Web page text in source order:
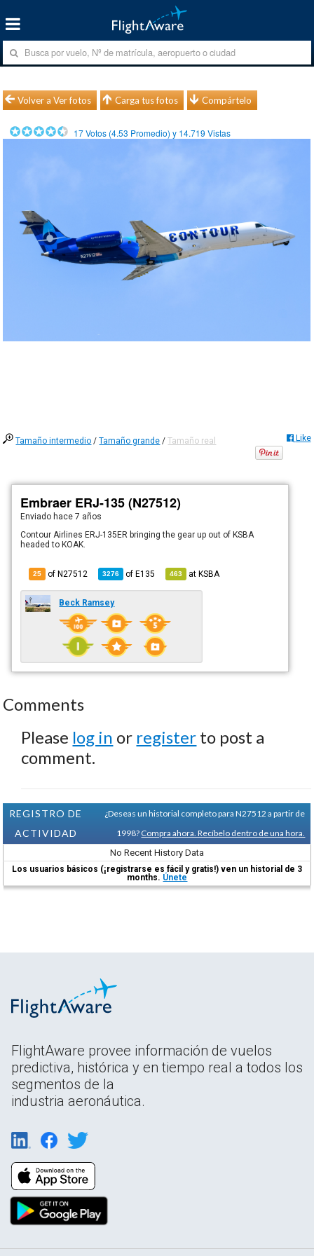
Volver a Ver fotos Carga tus fotos Compártelo
17Votos (4.53 Promedio) y 14.719 Vistas
Tamaño intermedio /Tamaño grande /Tamaño real Like
Embraer ERJ-135 (N27512)
Enviado hace 7 años
Contour Airlines ERJ-135ER bringing the gear up out of KSBA
headed to KOAK.
25 of N27512 3276 ofE135 463 atKSBA
Beck Ramsey
Comments
Please log in or register to post a
comment.
REGISTRO DE
ACTIVIDAD
¿Deseas un historial completo para N27512 a partir de
1998? Compra ahora. Recíbelo dentro de una hora.
No Recent History Data
Los usuarios básicos (¡registrarse es fácil y gratis!) ven un historial de 3
months. Únete
FlightAware provee información de vuelos
predictiva, histórica y en tiempo real a todos los
segmentos de la
industria aeronáutica.